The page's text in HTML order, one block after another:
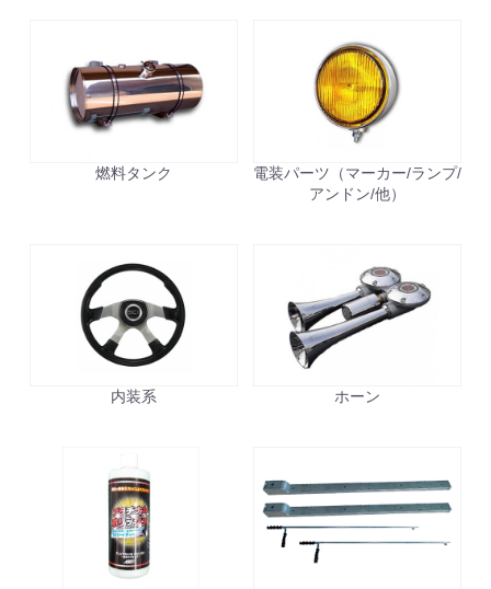
燃料タンク
電装パーツ（マーカー/ランプ/
アンドン/他）
内装系 ホーン